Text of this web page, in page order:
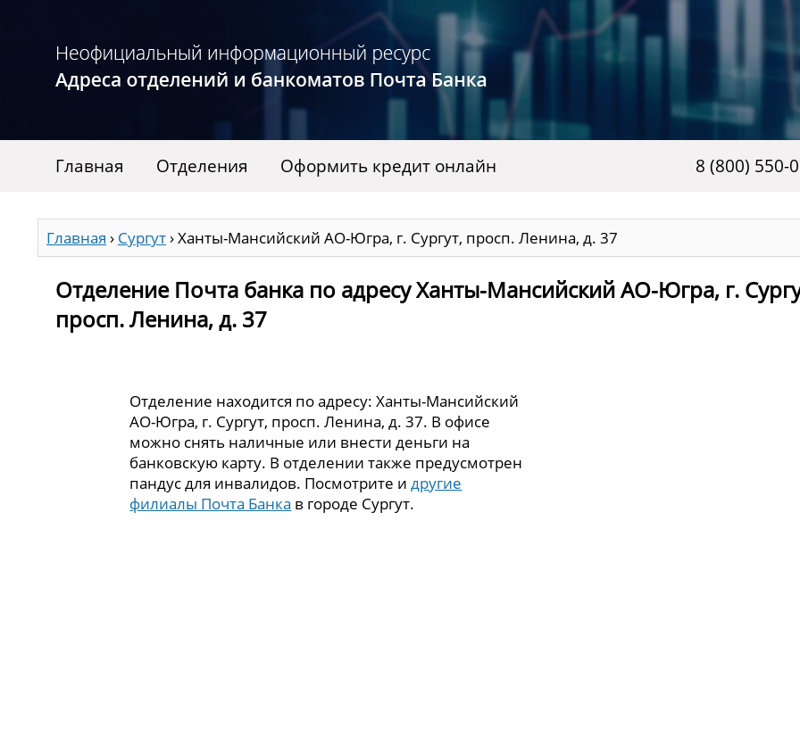
Главная Отделения Оформить кредит онлайн 8 (800) 550-
Главная › Сургут›Ханты-Мансийский АО-Югра, г. Сургут, просп. Ленина, д. 37
Отделение Почта банка по адресу Ханты-Мансийский АО-Югра, г.
просп. Ленина, д. 37
Отделение находится по адресу: Ханты-Мансийский
АО-Югра, г. Сургут, просп. Ленина, д. 37. В офисе
можно снять наличные или внести деньги на
банковскую карту. В отделении также предусмотрен
пандус для инвалидов. Посмотрите идругие
филиалы Почта Банка в городе Сургут.